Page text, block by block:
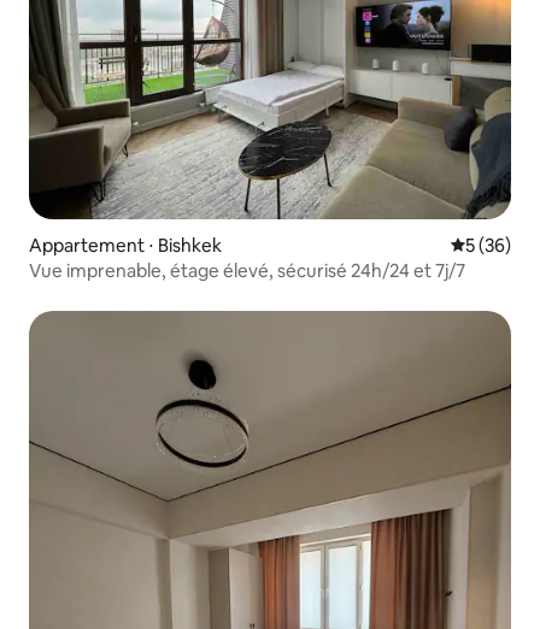
Appartement ⋅ Bishkek
5 (36)
Vue imprenable, étage élevé, sécurisé 24h/24 et 7j/7